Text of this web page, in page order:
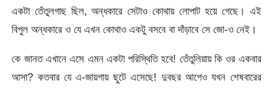
একটা তেঁতুলগাছ ছিল, অন্ধকারে সেটাও কোথায় লোপাট হয়ে গেছে। এই
বিপুল অন্ধকারে ও যে এখন কোথাও একটু বসবে বা দাঁড়াবে সে জো-ও নেই।
কে জানত এখানে এসে এমন একটা পরিস্থিতি হবে! তেঁতুলিয়ায় কি ওর একবার
আসা? কতবার যে এ-জায়গায় ছুটে এসেছে! দুবছর আগেও যখন শেষবারের